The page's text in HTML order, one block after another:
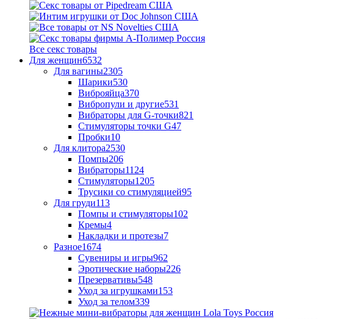
Все секс товары
Для женщин6532
Для вагины2305
Шарики530
Виброяйца370
Вибропули и другие531
Вибраторы для G-точки821
Стимуляторы точки G47
Пробки10
Для клитора2530
Помпы206
Вибраторы1124
Стимуляторы1205
Трусики со стимуляцией95
Для груди113
Помпы и стимуляторы102
Кремы4
Накладки и протезы7
Разное1674
Сувениры и игры962
Эротические наборы226
Презервативы548
Уход за игрушками153
Уход за телом339